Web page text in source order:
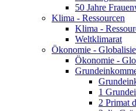
50 Jahre
Klima - Ressourcen
Klima -
Weltklimarat
Ökonomie -
Ökonomie -
1
2 Primat